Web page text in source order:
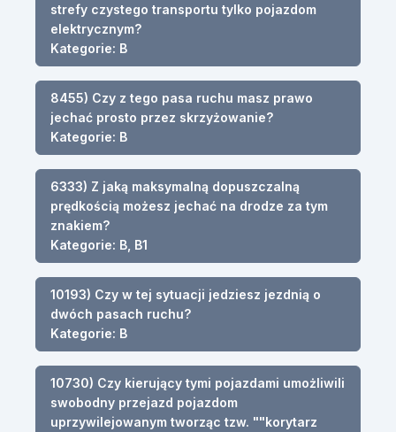
strefy czystego transportu tylko pojazdom
elektrycznym?
Kategorie: B
8455) Czy z tego pasa ruchu masz prawo
jechać prosto przez skrzyżowanie?
Kategorie: B
6333) Z jaką maksymalną dopuszczalną
prędkością możesz jechać na drodze za tym
znakiem?
Kategorie: B, B1
10193) Czy w tej sytuacji jedziesz jezdnią o
dwóch pasach ruchu?
Kategorie: B
10730) Czy kierujący tymi pojazdami umożliwili
swobodny przejazd pojazdom
uprzywilejowanym tworząc tzw. ""korytarz